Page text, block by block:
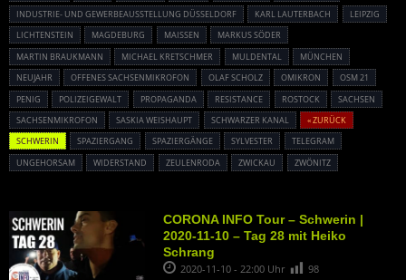
INDUSTRIE- UND GEWERBEAUSSTELLUNG DÜSSELDORF
KARL LAUTERBACH
LEIPZIG
LICHTENSTEIN
MAGDEBURG MAISSEN
MARKUS SÖDER
MARTIN BRAUKMANN
MICHAEL KRETSCHMER MULDENTAL
MÜNCHEN
NEUJAHR
OFFENES SACHSENMIKROFON OLAF SCHOLZ OMIKRON
OSM 21
PENIG
POLIZEIGEWALT PROPAGANDA RESISTANCE ROSTOCK
SACHSEN
SACHSENMIKROFON
SASKIA WEISHAUPT SCHWARZER KANAL
« ZURÜCK
SCHWERIN
SPAZIERGANG SPAZIERGÄNGE SYLVESTER
TELEGRAM
UNGEHORSAM
WIDERSTAND ZEULENRODA ZWICKAU ZWÖNITZ
CORONA INFO Tour – Schwerin |
2020-11-10 – Tag 28 mit Heiko
Schrang
2020-11-10 - 22:00 Uhr 98